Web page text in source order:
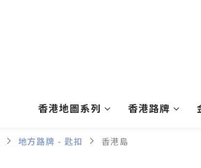
香港地圖系列 香港路牌
地方路牌 - 匙扣 香港島